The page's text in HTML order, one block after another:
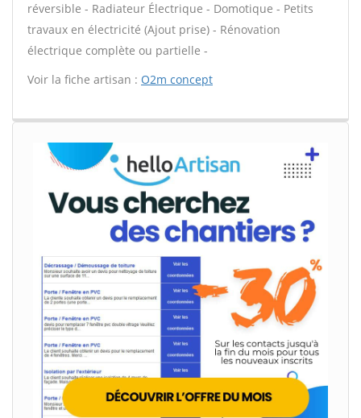
réversible - Radiateur Électrique - Domotique - Petits
travaux en électricité (Ajout prise) - Rénovation
électrique complète ou partielle -
Voir la fiche artisan : O2m concept